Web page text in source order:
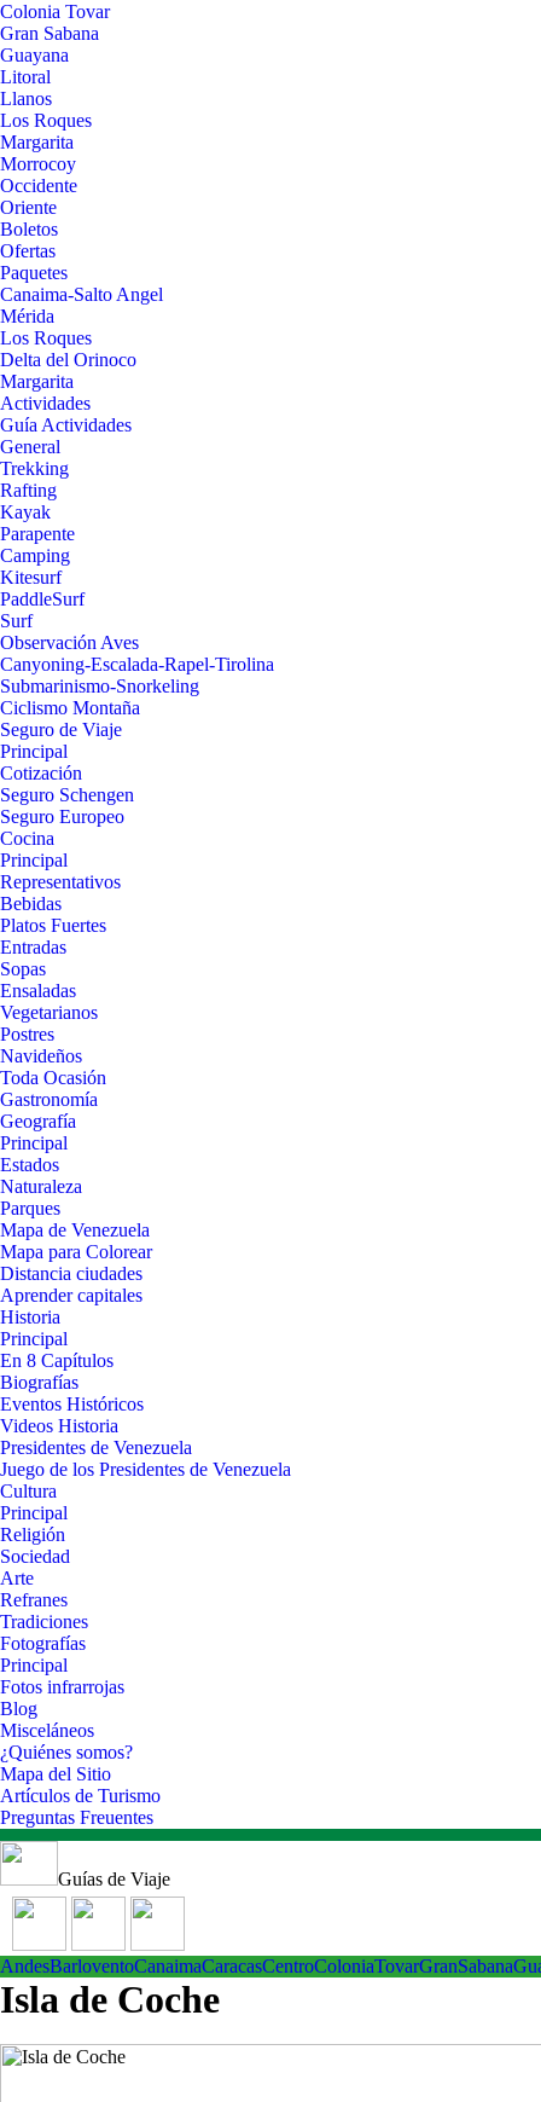
Colonia Tovar
Gran Sabana
Guayana
Litoral
Llanos
Los Roques
Margarita
Morrocoy
Occidente
Oriente
Boletos
Ofertas
Paquetes
Canaima-Salto Angel
Mérida
Los Roques
Delta del Orinoco
Margarita
Actividades
Guía Actividades
General
Trekking
Rafting
Kayak
Parapente
Camping
Kitesurf
PaddleSurf
Surf
Observación Aves
Canyoning-Escalada-Rapel-Tirolina
Submarinismo-Snorkeling
Ciclismo Montaña
Seguro de Viaje
Principal
Cotización
Seguro Schengen
Seguro Europeo
Cocina
Principal
Representativos
Bebidas
Platos Fuertes
Entradas
Sopas
Ensaladas
Vegetarianos
Postres
Navideños
Toda Ocasión
Gastronomía
Geografía
Principal
Estados
Naturaleza
Parques
Mapa de Venezuela
Mapa para Colorear
Distancia ciudades
Aprender capitales
Historia
Principal
En 8 Capítulos
Biografías
Eventos Históricos
Videos Historia
Presidentes de Venezuela
Juego de los Presidentes de Venezuela
Cultura
Principal
Religión
Sociedad
Arte
Refranes
Tradiciones
Fotografías
Principal
Fotos infrarrojas
Blog
Misceláneos
¿Quiénes somos?
Mapa del Sitio
Artículos de Turismo
Preguntas Freuentes
Guías de Viaje
AndesBarloventoCanaimaCaracasCentroColoniaTovarGranSabana
Isla de Coche